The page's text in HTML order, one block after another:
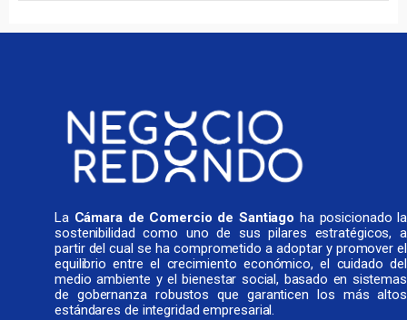
La Cámara de Comercio de Santiago ha posicionado la
sostenibilidad como uno de sus pilares estratégicos, a
partir del cual se ha comprometido a adoptar y promover el
equilibrio entre el crecimiento económico, el cuidado del
medio ambiente y el bienestar social, basado en sistemas
de gobernanza robustos que garanticen los más altos
estándares de integridad empresarial.